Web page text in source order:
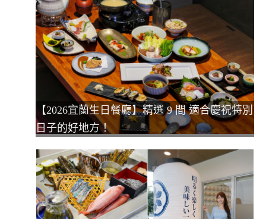
【2026宜蘭生日餐廳】精選 9 間 適合慶祝特別
日子的好地方！